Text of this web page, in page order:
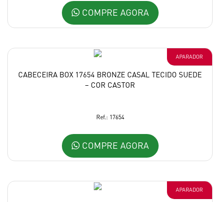
COMPRE AGORA
APARADOR
CABECEIRA BOX 17654 BRONZE CASAL TECIDO SUEDE
– COR CASTOR
Ref.: 17654
COMPRE AGORA
APARADOR